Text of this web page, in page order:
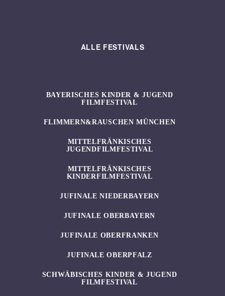
ALLE FESTIVALS
BAYERISCHES KINDER & JUGEND
FILMFESTIVAL
FLIMMERN&RAUSCHEN MÜNCHEN
MITTELFRÄNKISCHES
JUGENDFILMFESTIVAL
MITTELFRÄNKISCHES
KINDERFILMFESTIVAL
JUFINALE NIEDERBAYERN
JUFINALE OBERBAYERN
JUFINALE OBERFRANKEN
JUFINALE OBERPFALZ
SCHWÄBISCHES KINDER & JUGEND
FILMFESTIVAL